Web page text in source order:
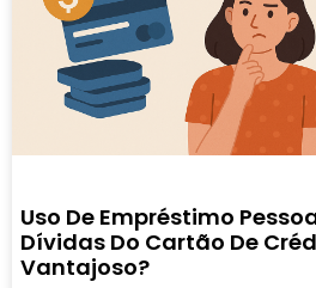
Uso De Empréstimo
Dívidas Do Cartão De
Vantajoso?